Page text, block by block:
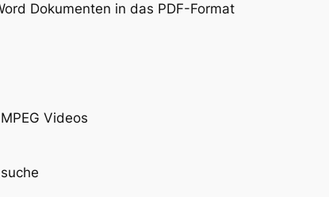
Dokumenten in das PDF-Format
Videos